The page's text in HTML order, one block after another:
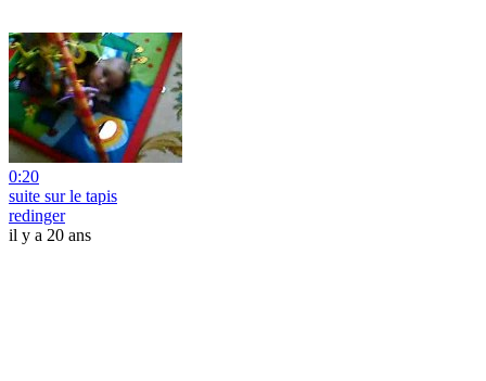
0:20
suite sur le tapis
redinger
il y a 20 ans